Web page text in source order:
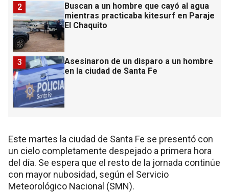
Buscan a un hombre que cayó al agua
mientras practicaba kitesurf en Paraje
El Chaquito
2
Asesinaron de un disparo a un hombre
en la ciudad de Santa Fe
3
Este martes la ciudad de Santa Fe se presentó con
un cielo completamente despejado a primera hora
del día. Se espera que el resto de la jornada continúe
con mayor nubosidad, según el Servicio
Meteorológico Nacional (SMN).